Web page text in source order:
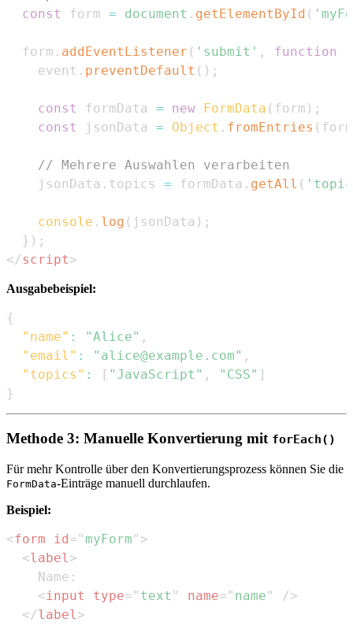
const
form = document . getElementById (
  form
. addEventListener ( 'submit' , function
    event
. preventDefault ( ) ;
const formData = new FormData ( form ) ;
const
jsonData = Object . fromEntries (
// Mehrere Auswahlen verarbeiten
    jsonData
. topics = formData . getAll (
console . log ( jsonData ) ;
} ) ;
</script>
Ausgabebeispiel:
{
"name" : "Alice" ,
"email" : "alice@example.com" ,
"topics" : [ "JavaScript" , "CSS" ]
}
Methode 3: Manuelle Konvertierung mit forEach()
Für mehr Kontrolle über den Konvertierungsprozess können Sie die
FormData-Einträge manuell durchlaufen.
Beispiel:
<form id= " myForm " >
<label >
<input type= " text " name= " name "
/>
</label >